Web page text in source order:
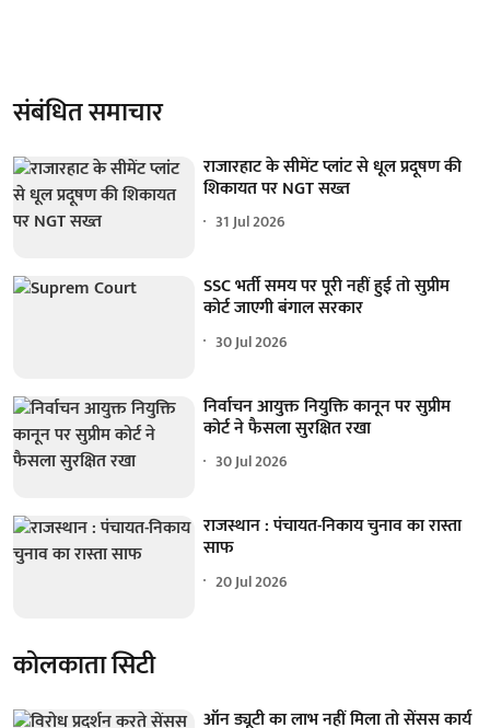
संबंधित समाचार
राजारहाट के सीमेंट प्लांट से धूल प्रदूषण की
शिकायत पर NGT सख्त
31 Jul 2026
SSC भर्ती समय पर पूरी नहीं हुई तो सुप्रीम
कोर्ट जाएगी बंगाल सरकार
30 Jul 2026
निर्वाचन आयुक्त नियुक्ति कानून पर सुप्रीम
कोर्ट ने फैसला सुरक्षित रखा
30 Jul 2026
राजस्थान : पंचायत-निकाय चुनाव का रास्ता
साफ
20 Jul 2026
कोलकाता सिटी
ऑन ड्यूटी का लाभ नहीं मिला तो सेंसस कार्य